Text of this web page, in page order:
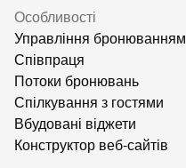
Особливості
Управління бронюванням
Співпраця
Потоки бронювань
Спілкування з гостями
Вбудовані віджети
Конструктор веб-сайтів